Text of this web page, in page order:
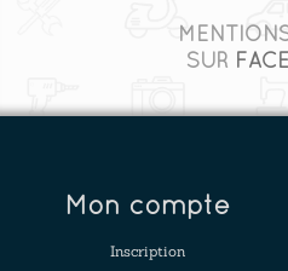
SUR
Mon compte
Inscription